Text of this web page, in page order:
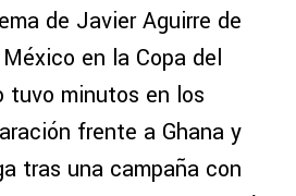
de Javier Aguirre de
en la Copa del
tuvo minutos en los
frente a Ghana y
tras una campaña con